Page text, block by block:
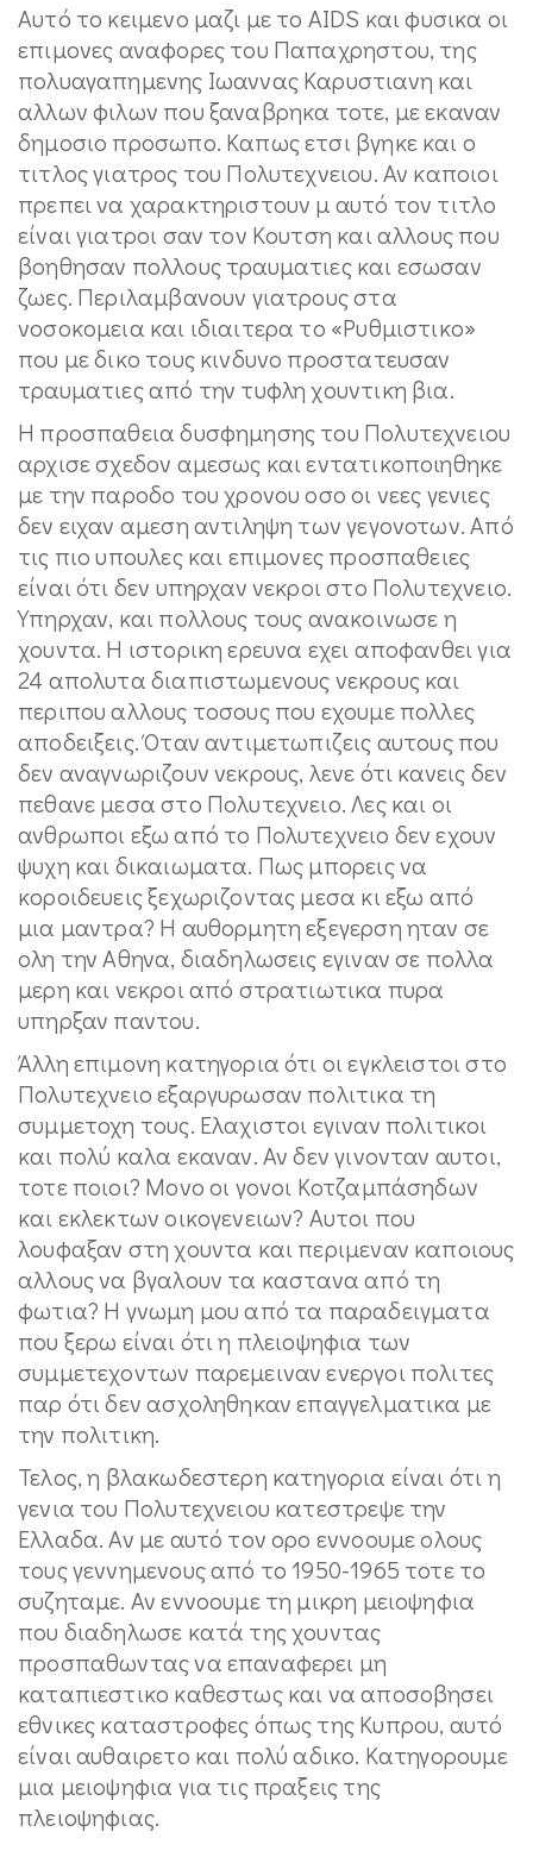
Αυτό το κειμενο μαζι με το AIDS και φυσικα οι
επιμονες αναφορες του Παπαχρηστου, της
πολυαγαπημενης Ιωαννας Καρυστιανη και
αλλων φιλων που ξαναβρηκα τοτε, με εκαναν
δημοσιο προσωπο. Καπως ετσι βγηκε και ο
τιτλος γιατρος του Πολυτεχνειου. Αν καποιοι
πρεπει να χαρακτηριστουν μ αυτό τον τιτλο
είναι γιατροι σαν τον Κουτση και αλλους που
βοηθησαν πολλους τραυματιες και εσωσαν
ζωες. Περιλαμβανουν γιατρους στα
νοσοκομεια και ιδιαιτερα το «Ρυθμιστικο»
που με δικο τους κινδυνο προστατευσαν
τραυματιες από την τυφλη χουντικη βια.
Η προσπαθεια δυσφημησης του Πολυτεχνειου
αρχισε σχεδον αμεσως και εντατικοποιηθηκε
με την παροδο του χρονου οσο οι νεες γενιες
δεν ειχαν αμεση αντιληψη των γεγονοτων. Από
τις πιο υπουλες και επιμονες προσπαθειες
είναι ότι δεν υπηρχαν νεκροι στο Πολυτεχνειο.
Υπηρχαν, και πολλους τους ανακοινωσε η
χουντα. Η ιστορικη ερευνα εχει αποφανθει για
24 απολυτα διαπιστωμενους νεκρους και
περιπου αλλους τοσους που εχουμε πολλες
αποδειξεις. Όταν αντιμετωπιζεις αυτους που
δεν αναγνωριζουν νεκρους, λενε ότι κανεις δεν
πεθανε μεσα στο Πολυτεχνειο. Λες και οι
ανθρωποι εξω από το Πολυτεχνειο δεν εχουν
ψυχη και δικαιωματα. Πως μπορεις να
κοροιδευεις ξεχωριζοντας μεσα κι εξω από
μια μαντρα? Η αυθορμητη εξεγερση ηταν σε
ολη την Αθηνα, διαδηλωσεις εγιναν σε πολλα
μερη και νεκροι από στρατιωτικα πυρα
υπηρξαν παντου.
Άλλη επιμονη κατηγορια ότι οι εγκλειστοι στο
Πολυτεχνειο εξαργυρωσαν πολιτικα τη
συμμετοχη τους. Ελαχιστοι εγιναν πολιτικοι
και πολύ καλα εκαναν. Αν δεν γινονταν αυτοι,
τοτε ποιοι? Μονο οι γονοι Κοτζαμπάσηδων
και εκλεκτων οικογενειων? Αυτοι που
λουφαξαν στη χουντα και περιμεναν καποιους
αλλους να βγαλουν τα καστανα από τη
φωτια? Η γνωμη μου από τα παραδειγματα
που ξερω είναι ότι η πλειοψηφια των
συμμετεχοντων παρεμειναν ενεργοι πολιτες
παρ ότι δεν ασχοληθηκαν επαγγελματικα με
την πολιτικη.
Τελος, η βλακωδεστερη κατηγορια είναι ότι η
γενια του Πολυτεχνειου κατεστρεψε την
Ελλαδα. Αν με αυτό τον ορο εννοουμε ολους
τους γεννημενους από το 1950-1965 τοτε το
συζηταμε. Αν εννοουμε τη μικρη μειοψηφια
που διαδηλωσε κατά της χουντας
προσπαθωντας να επαναφερει μη
καταπιεστικο καθεστως και να αποσοβησει
εθνικες καταστροφες όπως της Κυπρου, αυτό
είναι αυθαιρετο και πολύ αδικο. Κατηγορουμε
μια μειοψηφια για τις πραξεις της
πλειοψηφιας.